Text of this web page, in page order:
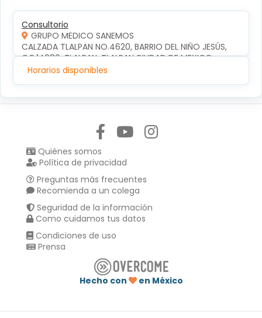
Consultorio
GRUPO MEDICO SANEMOS
CALZADA TLALPAN NO.4620, BARRIO DEL NIÑO JESÚS,
C.P.14080, TLALPAN, TLALPAN,CIUDAD DE MEXICO
Horarios disponibles
Quiénes somos
Política de privacidad
Preguntas más frecuentes
Recomienda a un colega
Seguridad de la información
Como cuidamos tus datos
Condiciones de uso
Prensa
Hecho con
en México